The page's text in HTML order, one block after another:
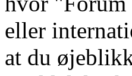
eller
at du